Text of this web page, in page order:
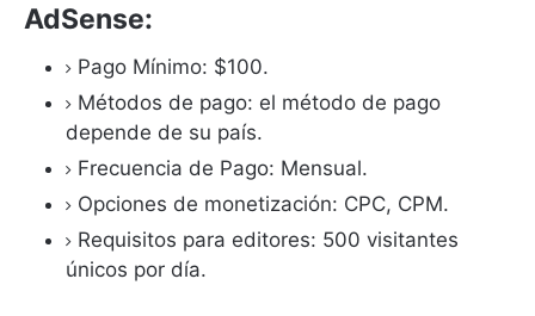
AdSense:
Pago Mínimo: $100.
Métodos de pago: el método de pago
depende de su país.
Frecuencia de Pago: Mensual.
Opciones de monetización: CPC, CPM.
Requisitos para editores: 500 visitantes
únicos por día.